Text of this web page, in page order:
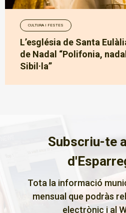
CULTURA I FESTES
L’església de Santa
de Nadal “Polifonia,
Sibil·la”
Subscriu-te
Tota la informació
mensual que podràs
electrònic i al